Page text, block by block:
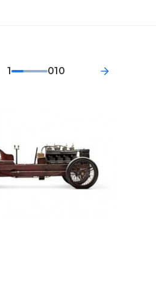
1 010